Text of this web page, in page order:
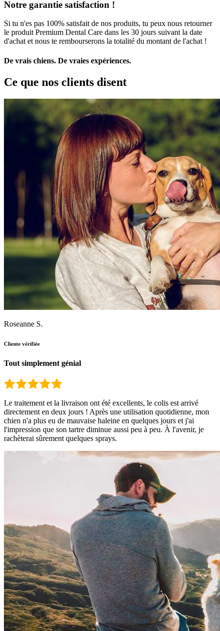
Notre garantie satisfaction !
Si tu n'es pas 100% satisfait de nos produits, tu peux nous retourner
le produit Premium Dental Care dans les 30 jours suivant la date
d'achat et nous te rembourserons la totalité du montant de l'achat !
De vrais chiens. De vraies expériences.
Ce que nos clients disent
Roseanne S.
Cliente vérifiée
Tout simplement génial
Le traitement et la livraison ont été excellents, le colis est arrivé
directement en deux jours ! Après une utilisation quotidienne, mon
chien n'a plus eu de mauvaise haleine en quelques jours et j'ai
l'impression que son tartre diminue aussi peu à peu. À l'avenir, je
rachèterai sûrement quelques sprays.